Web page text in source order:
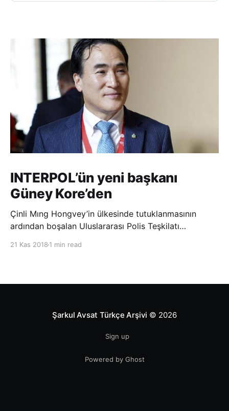
INTERPOL’ün yeni başkanı
Güney Kore’den
Çinli Mıng Hongvey’in ülkesinde tutuklanmasının
ardından boşalan Uluslararası Polis Teşkilatı
21 Kas 2018 1 min read
Şarkul Avsat Türkçe Arşivi © 2026
Sign up
Powered by Ghost